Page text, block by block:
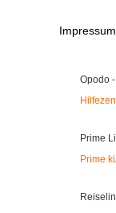
Impressum